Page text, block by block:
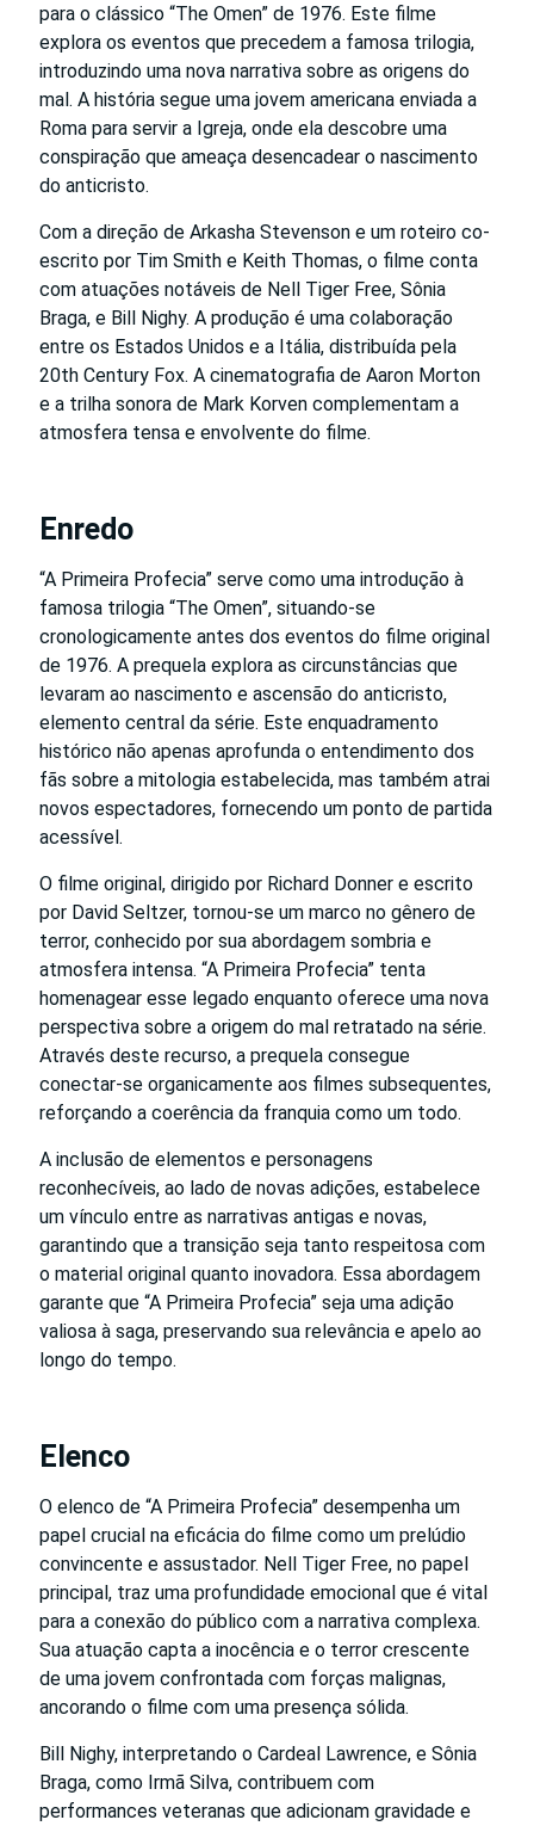
para o clássico “The Omen” de 1976. Este filme
explora os eventos que precedem a famosa trilogia,
introduzindo uma nova narrativa sobre as origens do
mal. A história segue uma jovem americana enviada a
Roma para servir a Igreja, onde ela descobre uma
conspiração que ameaça desencadear o nascimento
do anticristo.
Com a direção de Arkasha Stevenson e um roteiro co-
escrito por Tim Smith e Keith Thomas, o filme conta
com atuações notáveis de Nell Tiger Free, Sônia
Braga, e Bill Nighy. A produção é uma colaboração
entre os Estados Unidos e a Itália, distribuída pela
20th Century Fox. A cinematografia de Aaron Morton
e a trilha sonora de Mark Korven complementam a
atmosfera tensa e envolvente do filme.
Enredo
“A Primeira Profecia” serve como uma introdução à
famosa trilogia “The Omen”, situando-se
cronologicamente antes dos eventos do filme original
de 1976. A prequela explora as circunstâncias que
levaram ao nascimento e ascensão do anticristo,
elemento central da série. Este enquadramento
histórico não apenas aprofunda o entendimento dos
fãs sobre a mitologia estabelecida, mas também atrai
novos espectadores, fornecendo um ponto de partida
acessível.
O filme original, dirigido por Richard Donner e escrito
por David Seltzer, tornou-se um marco no gênero de
terror, conhecido por sua abordagem sombria e
atmosfera intensa. “A Primeira Profecia” tenta
homenagear esse legado enquanto oferece uma nova
perspectiva sobre a origem do mal retratado na série.
Através deste recurso, a prequela consegue
conectar-se organicamente aos filmes subsequentes,
reforçando a coerência da franquia como um todo.
A inclusão de elementos e personagens
reconhecíveis, ao lado de novas adições, estabelece
um vínculo entre as narrativas antigas e novas,
garantindo que a transição seja tanto respeitosa com
o material original quanto inovadora. Essa abordagem
garante que “A Primeira Profecia” seja uma adição
valiosa à saga, preservando sua relevância e apelo ao
longo do tempo.
Elenco
O elenco de “A Primeira Profecia” desempenha um
papel crucial na eficácia do filme como um prelúdio
convincente e assustador. Nell Tiger Free, no papel
principal, traz uma profundidade emocional que é vital
para a conexão do público com a narrativa complexa.
Sua atuação capta a inocência e o terror crescente
de uma jovem confrontada com forças malignas,
ancorando o filme com uma presença sólida.
Bill Nighy, interpretando o Cardeal Lawrence, e Sônia
Braga, como Irmã Silva, contribuem com
performances veteranas que adicionam gravidade e